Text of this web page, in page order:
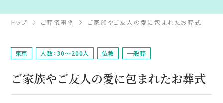
トップ ご葬儀事例 ご家族やご友人の愛に包まれたお葬式
東京 人数：30～200人 仏教 一般葬
ご家族やご友人の愛に包まれたお葬式